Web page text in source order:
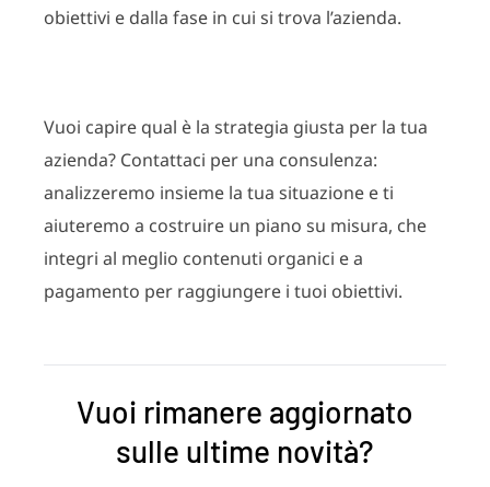
obiettivi e dalla fase in cui si trova l’azienda.
Vuoi capire qual è la strategia giusta per la tua
azienda? Contattaci per una consulenza:
analizzeremo insieme la tua situazione e ti
aiuteremo a costruire un piano su misura, che
integri al meglio contenuti organici e a
pagamento per raggiungere i tuoi obiettivi.
Vuoi rimanere aggiornato
sulle ultime novità?